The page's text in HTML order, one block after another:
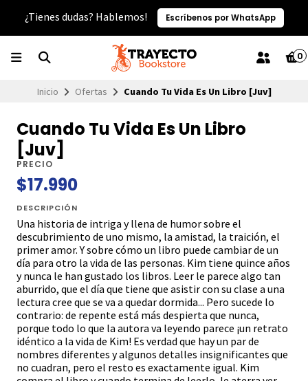
¿Tienes dudas? Hablemos! Escríbenos por WhatsApp
0
Inicio Ofertas Cuando Tu Vida Es Un Libro [Juv]
Cuando Tu Vida Es Un Libro
[Juv]
PRECIO
$17.990
DESCRIPCIÓN
Una historia de intriga y llena de humor sobre el
descubrimiento de uno mismo, la amistad, la traición, el
primer amor. Y sobre cómo un libro puede cambiar de un
día para otro la vida de las personas. Kim tiene quince años
y nunca le han gustado los libros. Leer le parece algo tan
aburrido, que el día que tiene que asistir con su clase a una
lectura cree que se va a quedar dormida... Pero sucede lo
contrario: de repente está más despierta que nunca,
porque todo lo que la autora va leyendo parece ¡un retrato
idéntico a la vida de Kim! Es verdad que hay un par de
nombres diferentes y algunos detalles insignificantes que
no cuadran, pero el resto es exactamente igual. Kim